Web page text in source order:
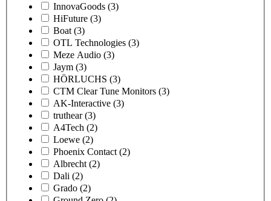
InnovaGoods (3)
HiFuture (3)
Boat (3)
OTL Technologies (3)
Meze Audio (3)
Jaym (3)
HÖRLUCHS (3)
CTM Clear Tune Monitors (3)
AK-Interactive (3)
truthear (3)
A4Tech (2)
Loewe (2)
Phoenix Contact (2)
Albrecht (2)
Dali (2)
Grado (2)